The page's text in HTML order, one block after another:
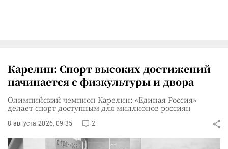
Карелин: Спорт высоких достижений
начинается с физкультуры и двора
Олимпийский чемпион Карелин: «Единая Россия»
делает спорт доступным для миллионов россиян
8 августа 2026, 09:35 2